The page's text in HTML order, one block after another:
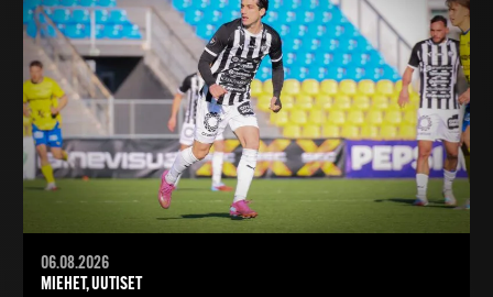
06.08.2026
MIEHET, UUTISET